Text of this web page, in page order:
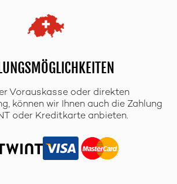
Vorauskasse oder direkten
können wir Ihnen auch die Zahlung
oder Kreditkarte anbieten.